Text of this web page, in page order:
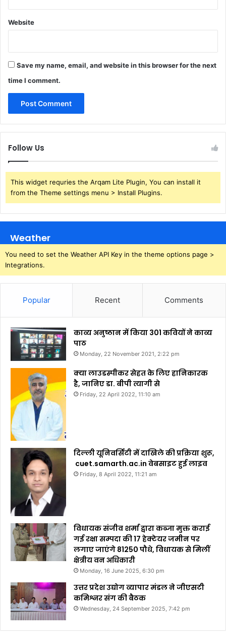
Website
Save my name, email, and website in this browser for the next
time I comment.
Follow Us
This widget requries the Arqam Lite Plugin, You can install it
from the Theme settings menu > Install Plugins.
Weather
You need to set the Weather API Key in the theme options page >
Integrations.
Popular Recent Comments
काव्य अनुष्ठान में किया 301 कवियों ने काव्य
पाठ
Monday, 22 November 2021, 2:22 pm
क्या लाउडस्पीकर सेहत के लिए हानिकारक
है, जानिए डा. बीपी त्यागी से
Friday, 22 April 2022, 11:10 am
दिल्ली यूनिवर्सिटी में दाखिले की प्रक्रिया शुरू,
cuet.samarth.ac.in वेबसाइट हुई लाइव
Friday, 8 April 2022, 11:21 am
विधायक संजीव शर्मा द्वारा कब्जा मुक्त कराई
गई रक्षा सम्पदा की 17 हेक्टेयर जमीन पर
लगाए जाएंगे 81250 पौधे, विधायक से मिलीं
क्षेत्रीय वन अधिकारी
Monday, 16 June 2025, 6:30 pm
उत्तर प्रदेश उद्योग व्यापार मंडल ने जीएसटी
कमिश्नर संग की बैठक
Wednesday, 24 September 2025, 7:42 pm